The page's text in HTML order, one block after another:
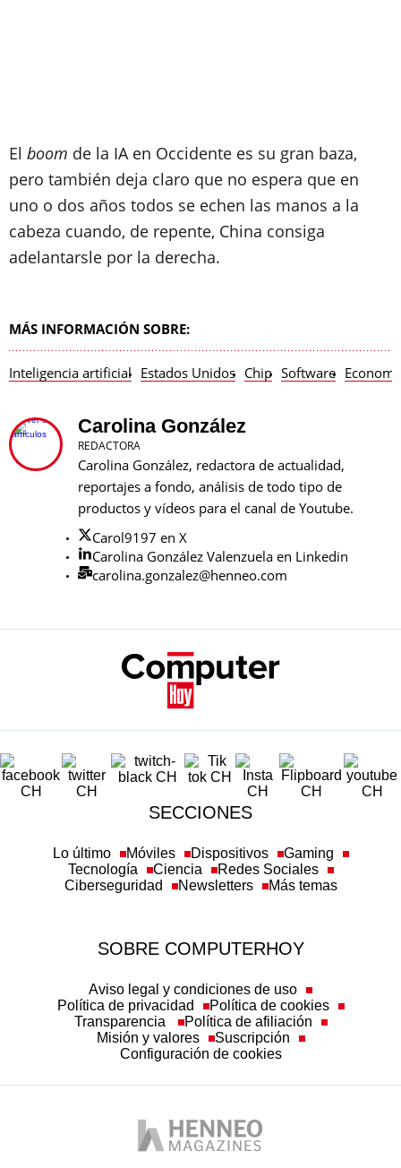
El boom de la IA en Occidente es su gran baza,
pero también deja claro que no espera que en
uno o dos años todos se echen las manos a la
cabeza cuando, de repente, China consiga
adelantarsle por la derecha.
MÁS INFORMACIÓN SOBRE:
Inteligencia artificial Estados Unidos Chip Software
Carolina González
REDACTORA
Carolina González, redactora de actualidad,
reportajes a fondo, análisis de todo tipo de
productos y vídeos para el canal de Youtube.
Carol9197 en X
Carolina González Valenzuela en Linkedin
carolina.gonzalez@henneo.com
SECCIONES
Lo último Móviles Dispositivos
Gaming
Tecnología
Ciencia
Redes Sociales
Ciberseguridad
Newsletters Más temas
SOBRE COMPUTERHOY
Aviso legal y condiciones de uso
Política de privacidad
Política de cookies
Transparencia
Política de afiliación
Misión y valores
Suscripción
Configuración de cookies